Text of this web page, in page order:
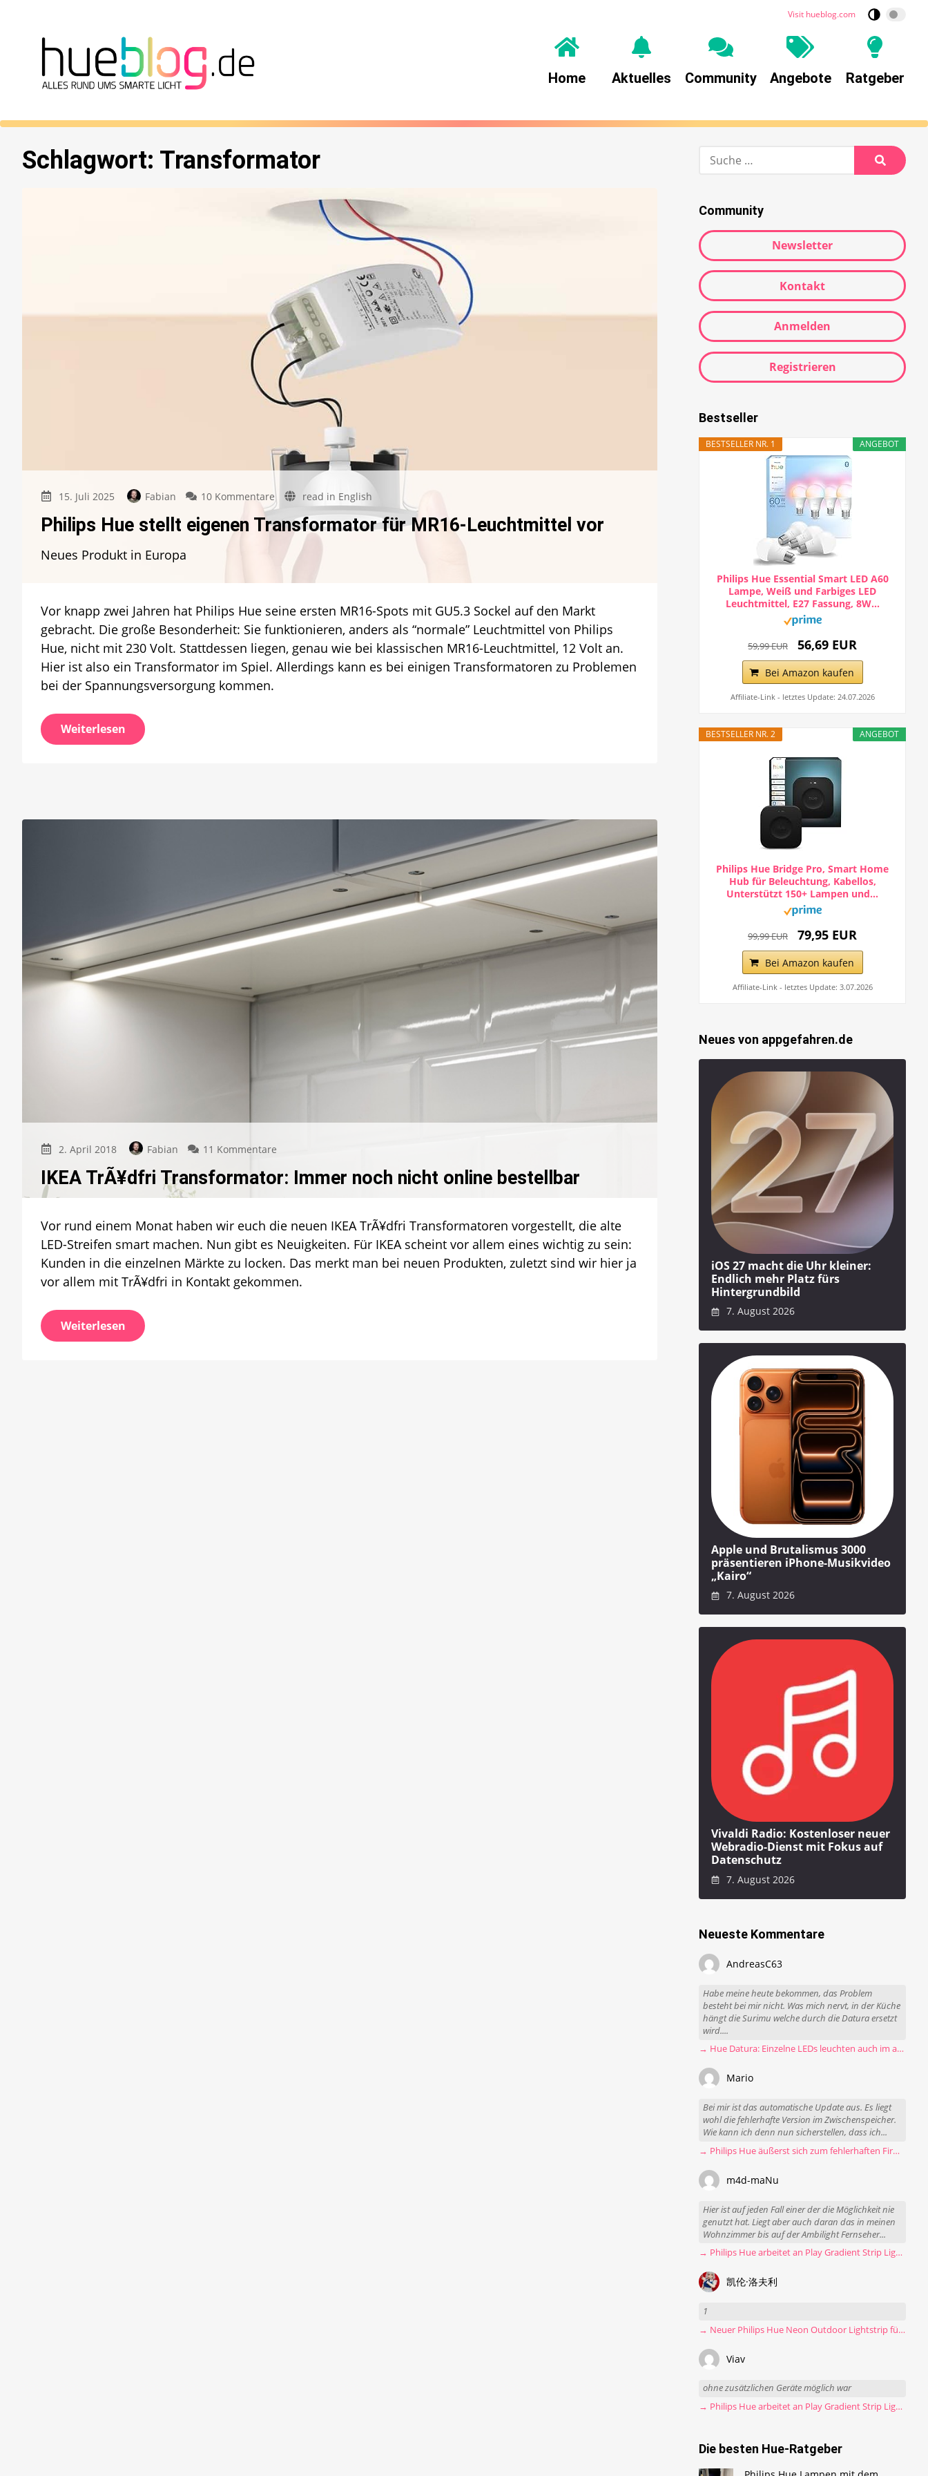
Visit hueblog.com
Home Aktuelles Community Angebote Ratgeber
Schlagwort: Transformator
15. Juli 2025 Fabian 10 Kommentarezu
Philips
Hue
stellt
eigenen
Transformator
für
Leuchtmittel
vor
read in English
Philips Hue stellt eigenen Transformator für MR16-Leuchtmittel vor
Neues Produkt in Europa
Vor knapp zwei Jahren hat Philips Hue seine ersten MR16-Spots mit GU5.3 Sockel auf den Markt
gebracht. Die große Besonderheit: Sie funktionieren, anders als “normale” Leuchtmittel von Philips
Hue, nicht mit 230 Volt. Stattdessen liegen, genau wie bei klassischen MR16-Leuchtmittel, 12 Volt an.
Hier ist also ein Transformator im Spiel. Allerdings kann es bei einigen Transformatoren zu Problemen
bei der Spannungsversorgung kommen.
Weiterlesen
2. April 2018 Fabian 11 Kommentare
TrÃ¥dfri
noch
online
bestellbar
IKEA TrÃ¥dfri Transformator: Immer noch nicht online bestellbar
Vor rund einem Monat haben wir euch die neuen IKEA TrÃ¥dfri Transformatoren vorgestellt, die alte
LED-Streifen smart machen. Nun gibt es Neuigkeiten. Für IKEA scheint vor allem eines wichtig zu sein:
Kunden in die einzelnen Märkte zu locken. Das merkt man bei neuen Produkten, zuletzt sind wir hier ja
vor allem mit TrÃ¥dfri in Kontakt gekommen.
Weiterlesen
Suche
Suche
Community
Newsletter
Kontakt
Anmelden
Registrieren
Bestseller
ANGEBOT
BESTSELLER NR. 1
Philips Hue Essential Smart LED A60
Lampe, Weiß und Farbiges LED
Leuchtmittel, E27 Fassung, 8W...
59,99 EUR 56,69 EUR
Bei Amazon kaufen
Affiliate-Link - letztes Update: 24.07.2026
ANGEBOT
BESTSELLER NR. 2
Philips Hue Bridge Pro, Smart Home
Hub für Beleuchtung, Kabellos,
Unterstützt 150+ Lampen und...
99,99 EUR 79,95 EUR
Bei Amazon kaufen
Affiliate-Link - letztes Update: 3.07.2026
Neues von appgefahren.de
iOS 27 macht die Uhr kleiner:
Endlich mehr Platz fürs
Hintergrundbild
7. August 2026
Apple und Brutalismus 3000
präsentieren iPhone-Musikvideo
„Kairo“
7. August 2026
Vivaldi Radio: Kostenloser neuer
Webradio-Dienst mit Fokus auf
Datenschutz
7. August 2026
Neueste Kommentare
AndreasC63
Habe meine heute bekommen, das Problem
besteht bei mir nicht. Was mich nervt, in der Küche
hängt die Surimu welche durch die Datura ersetzt
wird....
→ Hue Datura: Einzelne LEDs leuchten auch im ausgeschalteten Zustand
Mario
Bei mir ist das automatische Update aus. Es liegt
wohl die fehlerhafte Version im Zwischenspeicher.
Wie kann ich denn nun sicherstellen, dass ich...
→ Philips Hue äußerst sich zum fehlerhaften Firmware-Update
m4d-maNu
Hier ist auf jeden Fall einer der die Möglichkeit nie
genutzt hat. Liegt aber auch daran das in meinen
Wohnzimmer bis auf der Ambilight Fernseher...
→ Philips Hue arbeitet an Play Gradient Strip Light Pro
凯伦·洛夫利
1
→ Neuer Philips Hue Neon Outdoor Lightstrip für 130 Euro
Viav
ohne zusätzlichen Geräte möglich war
→ Philips Hue arbeitet an Play Gradient Strip Light Pro
Die besten Hue-Ratgeber